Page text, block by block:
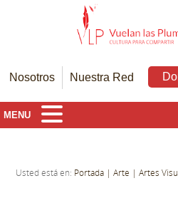
Nosotros Nuestra Red
MENU
Usted está en: Portada | Arte | Artes